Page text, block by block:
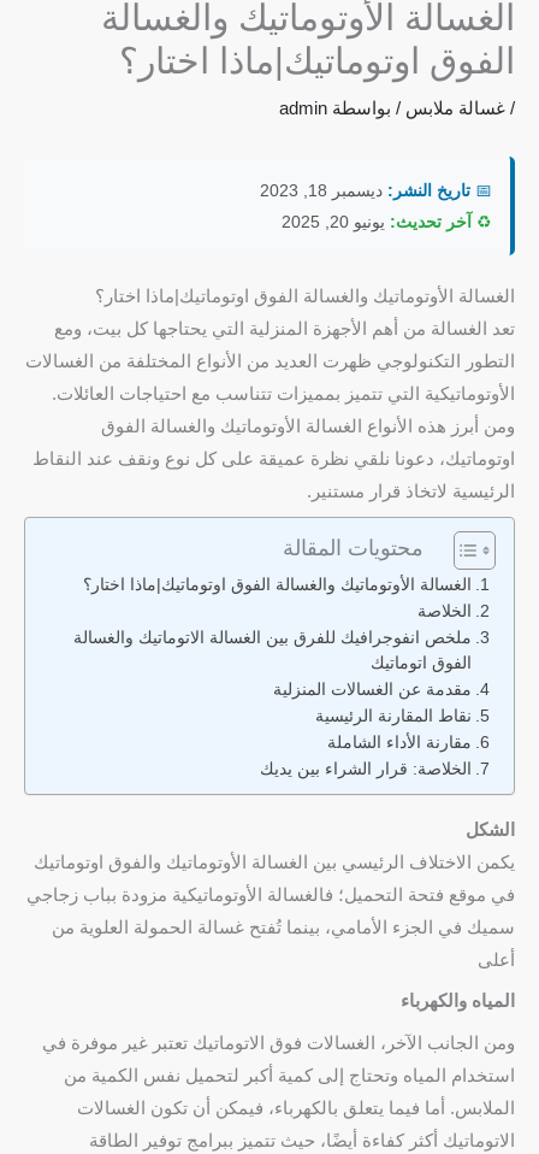
الغسالة الأوتوماتيك والغسالة
الفوق اوتوماتيك|ماذا اختار؟
/ غسالة ملابس / بواسطة admin
📅 تاريخ النشر: ديسمبر 18, 2023
♻️ آخر تحديث: يونيو 20, 2025
الغسالة الأوتوماتيك والغسالة الفوق اوتوماتيك|ماذا اختار؟
تعد الغسالة من أهم الأجهزة المنزلية التي يحتاجها كل بيت، ومع
التطور التكنولوجي ظهرت العديد من الأنواع المختلفة من الغسالات
الأوتوماتيكية التي تتميز بمميزات تتناسب مع احتياجات العائلات.
ومن أبرز هذه الأنواع الغسالة الأوتوماتيك والغسالة الفوق
اوتوماتيك، دعونا نلقي نظرة عميقة على كل نوع ونقف عند النقاط
الرئيسية لاتخاذ قرار مستنير.
محتويات المقالة
الغسالة الأوتوماتيك والغسالة الفوق اوتوماتيك|ماذا اختار؟
الخلاصة
ملخص انفوجرافيك للفرق بين الغسالة الاتوماتيك والغسالة
الفوق اتوماتيك
مقدمة عن الغسالات المنزلية
نقاط المقارنة الرئيسية
مقارنة الأداء الشاملة
الخلاصة: قرار الشراء بين يديك
الشكل
يكمن الاختلاف الرئيسي بين الغسالة الأوتوماتيك والفوق اوتوماتيك
في موقع فتحة التحميل؛ فالغسالة الأوتوماتيكية مزودة بباب زجاجي
سميك في الجزء الأمامي، بينما تُفتح غسالة الحمولة العلوية من
أعلى
المياه والكهرباء
ومن الجانب الآخر، الغسالات فوق الاتوماتيك تعتبر غير موفرة في
استخدام المياه وتحتاج إلى كمية أكبر لتحميل نفس الكمية من
الملابس. أما فيما يتعلق بالكهرباء، فيمكن أن تكون الغسالات
الاتوماتيك أكثر كفاءة أيضًا، حيث تتميز ببرامج توفير الطاقة